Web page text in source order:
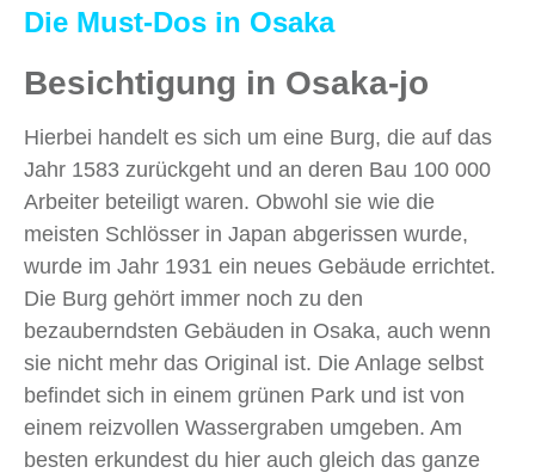
Die Must-Dos in Osaka
Besichtigung in Osaka-jo
Hierbei handelt es sich um eine Burg, die auf das
Jahr 1583 zurückgeht und an deren Bau 100 000
Arbeiter beteiligt waren. Obwohl sie wie die
meisten Schlösser in Japan abgerissen wurde,
wurde im Jahr 1931 ein neues Gebäude errichtet.
Die Burg gehört immer noch zu den
bezauberndsten Gebäuden in Osaka, auch wenn
sie nicht mehr das Original ist. Die Anlage selbst
befindet sich in einem grünen Park und ist von
einem reizvollen Wassergraben umgeben. Am
besten erkundest du hier auch gleich das ganze